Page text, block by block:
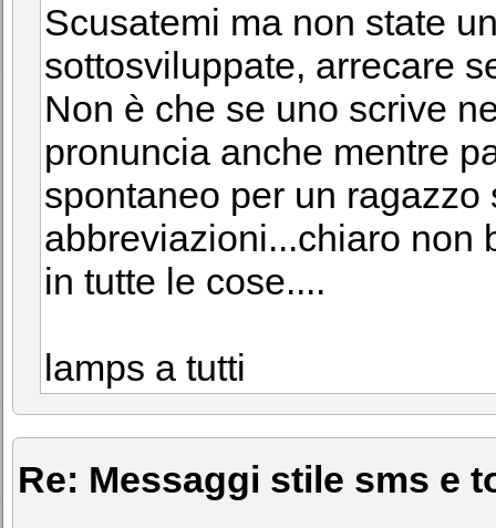
Scusatemi ma non state
sottosviluppate, arrecare
Non è che se uno scrive
pronuncia anche mentre
spontaneo per un
abbreviazioni...chiaro non
in tutte le cose....
lamps a tutti
Re: Messaggi stile sms e